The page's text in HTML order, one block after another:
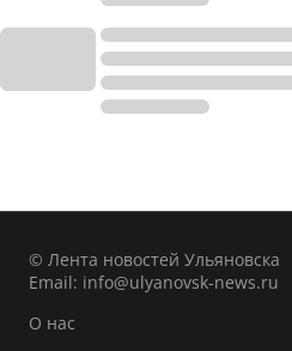
© Лента новостей Ульяновска
Email: info@ulyanovsk-news.ru
О нас